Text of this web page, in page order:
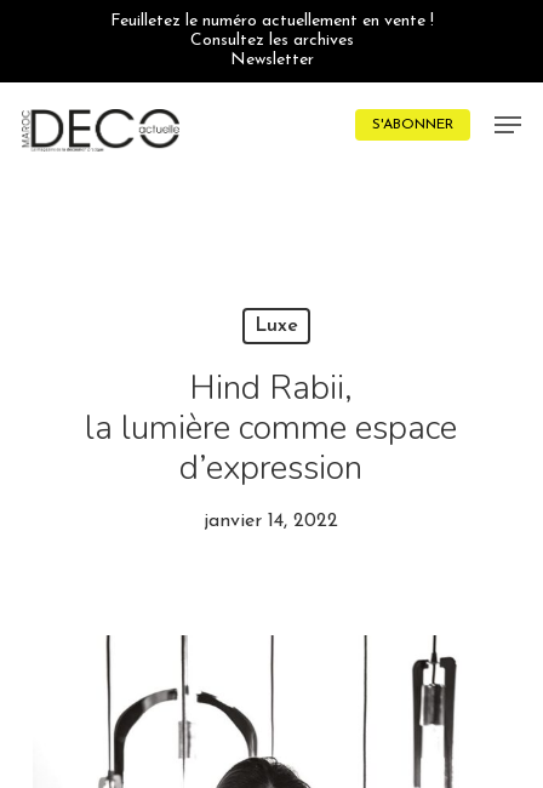
Feuilletez le numéro actuellement en vente !
Consultez les archives
Newsletter
S'ABONNER
Luxe
Hind Rabii,
la lumière comme espace
d’expression
janvier 14, 2022